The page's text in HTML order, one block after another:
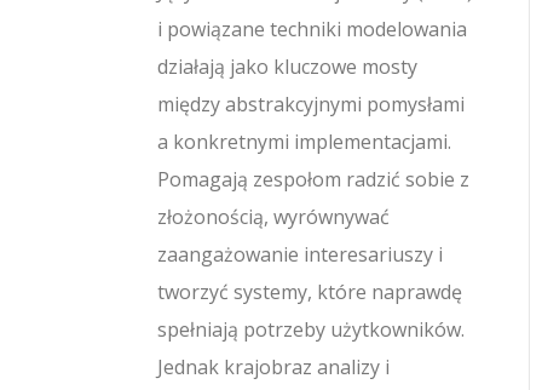
i powiązane techniki modelowania
działają jako kluczowe mosty
między abstrakcyjnymi pomysłami
a konkretnymi implementacjami.
Pomagają zespołom radzić sobie z
złożonością, wyrównywać
zaangażowanie interesariuszy i
tworzyć systemy, które naprawdę
spełniają potrzeby użytkowników.
Jednak krajobraz analizy i